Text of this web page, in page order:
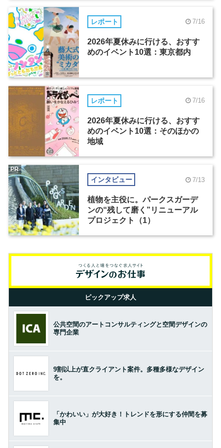
レポート 7/16
2026年夏休みに行ける、おすす
めのイベント10選：東京都内
レポート 7/16
2026年夏休みに行ける、おすす
めのイベント10選：そのほかの
地域
インタビュー 7/13
植物を主役に。パークスガーデ
ンの“残して磨く”リニューアル
プロジェクト（1）
PR
ピックアップ求人
公共空間のアートコンサルティングと空間デザインの
専門企業
9割以上が直クライアント案件。多種多様なデザイン
を。
「かわいい」が大好き！トレンドを形にする仲間を募
集中